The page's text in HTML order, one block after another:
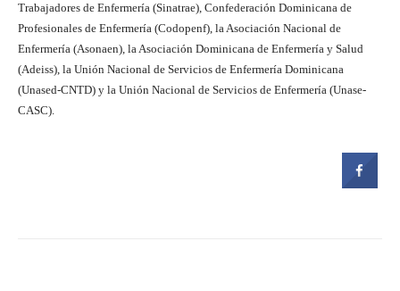
Trabajadores de Enfermería (Sinatrae), Confederación Dominicana de
Profesionales de Enfermería (Codopenf), la Asociación Nacional de
Enfermería (Asonaen), la Asociación Dominicana de Enfermería y Salud
(Adeiss), la Unión Nacional de Servicios de Enfermería Dominicana
(Unased-CNTD) y la Unión Nacional de Servicios de Enfermería (Unase-
CASC).